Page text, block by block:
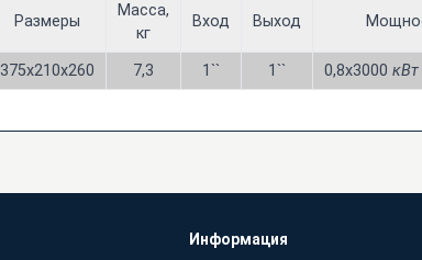
Размеры
Масса,
кг
Вход Выход
375х210х260 7,3 1`` 1`` 0,8х3000
Информация